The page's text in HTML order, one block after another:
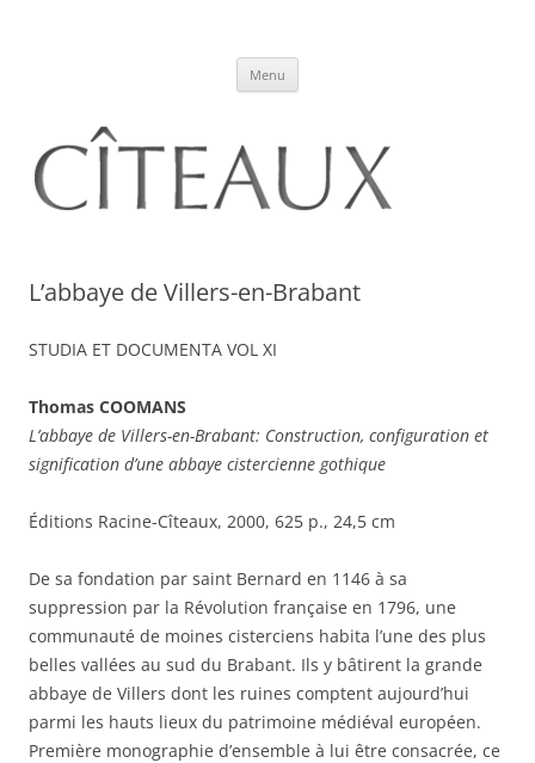
Menu
L’abbaye de Villers-en-Brabant
STUDIA ET DOCUMENTA VOL XI
Thomas COOMANS
L’abbaye de Villers-en-Brabant: Construction, configuration et
signification d’une abbaye cistercienne gothique
Éditions Racine-Cîteaux, 2000, 625 p., 24,5 cm
De sa fondation par saint Bernard en 1146 à sa
suppression par la Révolution française en 1796, une
communauté de moines cisterciens habita l’une des plus
belles vallées au sud du Brabant. Ils y bâtirent la grande
abbaye de Villers dont les ruines comptent aujourd’hui
parmi les hauts lieux du patrimoine médiéval européen.
Première monographie d’ensemble à lui être consacrée, ce